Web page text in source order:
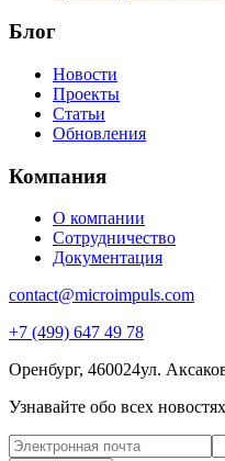
Блог
Новости
Проекты
Статьи
Обновления
Компания
О компании
Сотрудничество
Документация
contact@microimpuls.com
+7 (499) 647 49 78
Оренбург, 460024ул.
Узнавайте обо всех